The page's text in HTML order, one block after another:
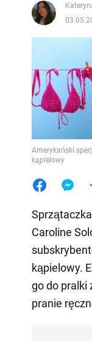
Amerykański
kąpielowy
Caroline
kąpielowy.
go do pralki
pranie